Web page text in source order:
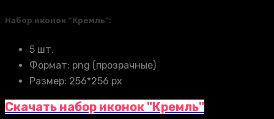
Набор иконок “Кремль”:
5 шт.
Формат: png (прозрачные)
Размер: 256*256 px
Скачать набор иконок "Кремль"